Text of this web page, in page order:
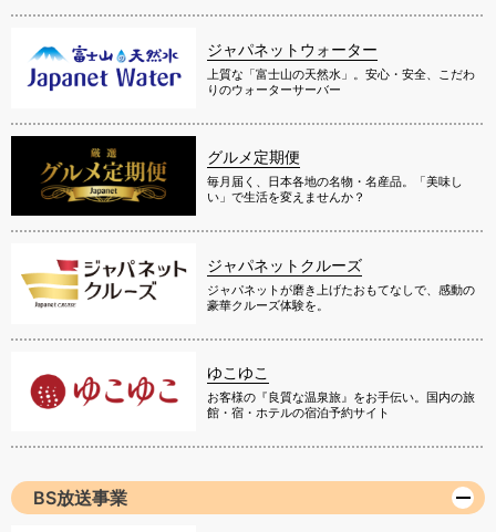
ジャパネットウォーター
上質な「富士山の天然水」。安心・安全、こだわ
りのウォーターサーバー
グルメ定期便
毎月届く、日本各地の名物・名産品。「美味し
い」で生活を変えませんか？
ジャパネットクルーズ
ジャパネットが磨き上げたおもてなしで、感動の
豪華クルーズ体験を。
ゆこゆこ
お客様の『良質な温泉旅』をお手伝い。国内の旅
館・宿・ホテルの宿泊予約サイト
BS放送事業